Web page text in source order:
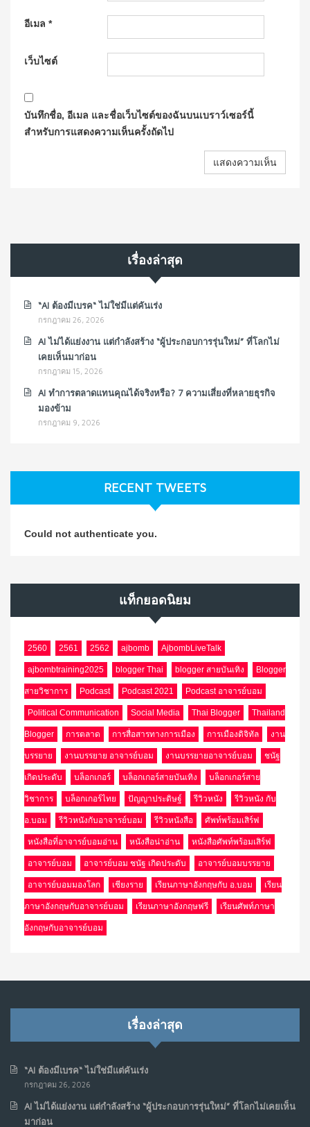
อีเมล *
เว็บไซต์
บันทึกชื่อ, อีเมล และชื่อเว็บไซต์ของฉันบนเบราว์เซอร์นี้
สำหรับการแสดงความเห็นครั้งถัดไป
เรื่องล่าสุด
“AI ต้องมีเบรค“ ไม่ใช่มีแต่คันเร่ง
กรกฎาคม 26, 2026
AI ไม่ได้แย่งงาน แต่กำลังสร้าง “ผู้ประกอบการรุ่นใหม่” ที่โลกไม่
เคยเห็นมาก่อน
กรกฎาคม 15, 2026
AI ทำการตลาดแทนคุณได้จริงหรือ? 7 ความเสี่ยงที่หลายธุรกิจ
มองข้าม
กรกฎาคม 9, 2026
RECENT TWEETS
Could not authenticate you.
แท็กยอดนิยม
2560 2561 2562 ajbomb AjbombLiveTalk
ajbombtraining2025 blogger Thai blogger สายบันเทิง Blogger
สายวิชาการ Podcast Podcast 2021 Podcast อาจารย์บอม
Political Communication Social Media Thai Blogger Thailand
Blogger การตลาด การสื่อสารทางการเมือง การเมืองดิจิทัล งาน
บรรยาย งานบรรยาย อาจารย์บอม งานบรรยายอาจารย์บอม ชนัฐ
เกิดประดับ บล็อกเกอร์ บล็อกเกอร์สายบันเทิง บล็อกเกอร์สาย
วิชาการ บล็อกเกอร์ไทย ปัญญาประดิษฐ์ รีวิวหนัง รีวิวหนัง กับ
อ.บอม รีวิวหนังกับอาจารย์บอม รีวิวหนังสือ ศัพท์พร้อมเสิร์ฟ
หนังสือที่อาจารย์บอมอ่าน หนังสือน่าอ่าน หนังสือศัพท์พร้อมเสิร์ฟ
อาจารย์บอม อาจารย์บอม ชนัฐ เกิดประดับ อาจารย์บอมบรรยาย
อาจารย์บอมมองโลก เชียงราย เรียนภาษาอังกฤษกับ อ.บอม เรียน
ภาษาอังกฤษกับอาจารย์บอม เรียนภาษาอังกฤษฟรี เรียนศัพท์ภาษา
อังกฤษกับอาจารย์บอม
เรื่องล่าสุด
“AI ต้องมีเบรค“ ไม่ใช่มีแต่คันเร่ง
กรกฎาคม 26, 2026
AI ไม่ได้แย่งงาน แต่กำลังสร้าง “ผู้ประกอบการรุ่นใหม่” ที่โลกไม่เคยเห็น
มาก่อน